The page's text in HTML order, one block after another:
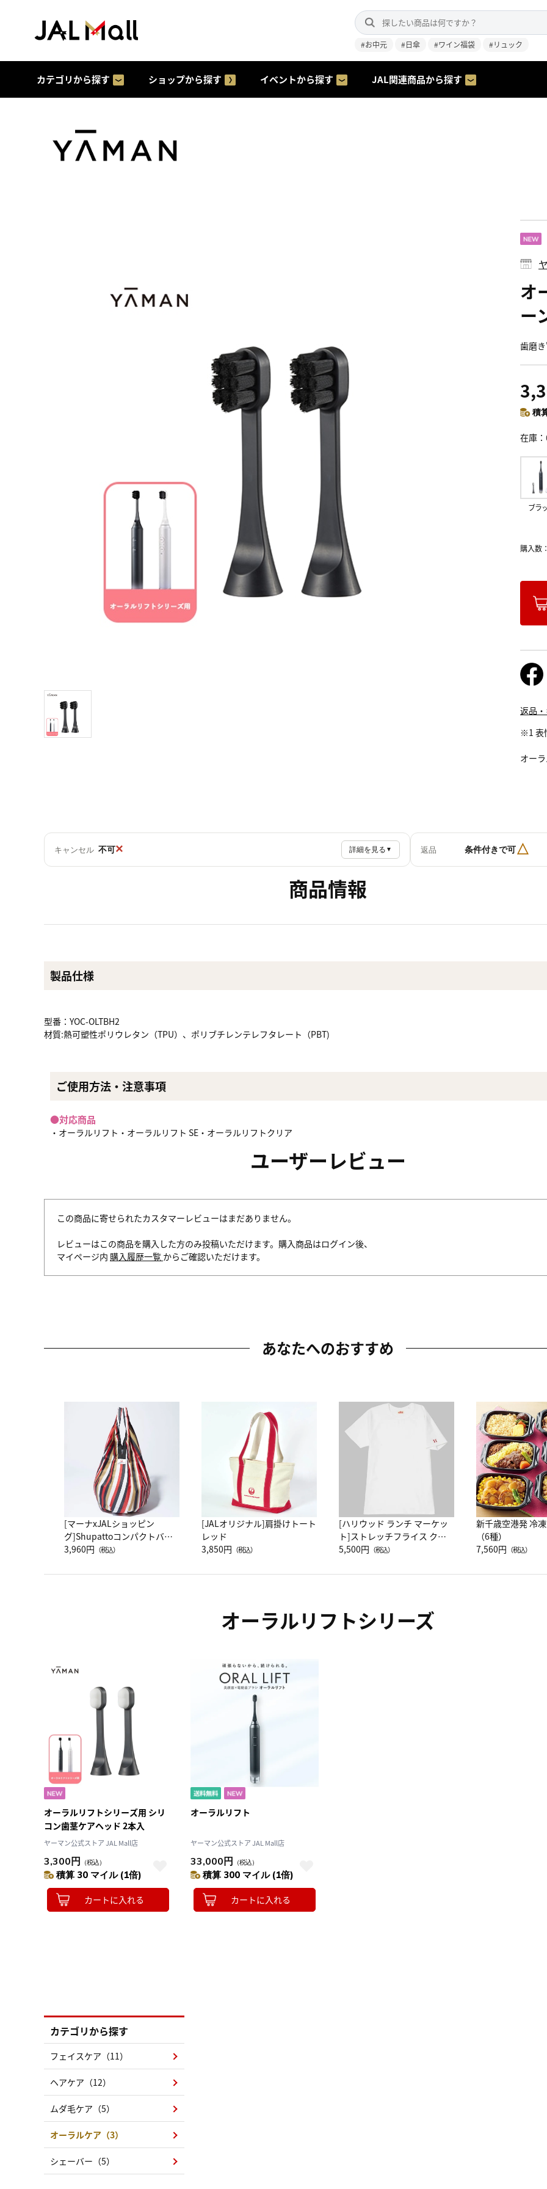
#お中元 #日傘 #ワイン福袋 #リュック
カテゴリから探す ショップから探す イベントから探す JAL関連商品から探す
オ
ー
歯磨
積
在庫
ブラ
購入数：
返品
※1 表
オー
キャンセル 不可× 詳細を見る ▼ 返品 条件付きで可△
商品情報
製品仕様
型番：YOC-OLTBH2
材質:熱可塑性ポリウレタン（TPU）、ポリブチレンテレフタレート（PBT)
ご使用方法・注意事項
●対応商品
・オーラルリフト・オーラルリフト SE・オーラルリフトクリア
ユーザーレビュー
この商品に寄せられたカスタマーレビューはまだありません。
レビューはこの商品を購入した方のみ投稿いただけます。購入商品はログイン後、
マイページ内 購入履歴一覧 からご確認いただけます。
あなたへのおすすめ
[マーナxJALショッピン
グ]Shupattoコンパクトバッ
グ Drop JAL客室乗務員
3,960円 （税込）
[JALオリジナル]肩掛けトート
レッド
3,850円 （税込）
[ハリウッド ランチ マーケッ
ト]ストレッチフライス クル
ーネック別注半袖Ｔシャツ
5,500円 （税込）
新千歳空港発 冷
（6種）
7,560円 （税込）
オーラルリフトシリーズ
オーラルリフトシリーズ用 シリ
コン歯茎ケアヘッド 2本入
ヤーマン公式ストア JAL Mall店
3,300円 （税込）
積算 30 マイル (1倍)
カートに入れる
オーラルリフト
ヤーマン公式ストア JAL Mall店
33,000円 （税込）
積算 300 マイル (1倍)
カートに入れる
カテゴリから探す
フェイスケア（11）
ヘアケア（12）
ムダ毛ケア（5）
オーラルケア（3）
シェーバー（5）